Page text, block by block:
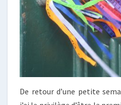
De retour d’une petite